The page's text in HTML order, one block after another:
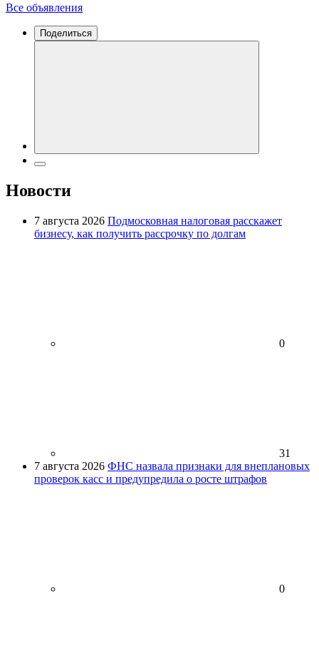
Все объявления
Поделиться
Новости
7 августа 2026 Подмосковная налоговая расскажет
бизнесу, как получить рассрочку по долгам
0
31
7 августа 2026 ФНС назвала признаки для внеплановых
проверок касс и предупредила о росте штрафов
0